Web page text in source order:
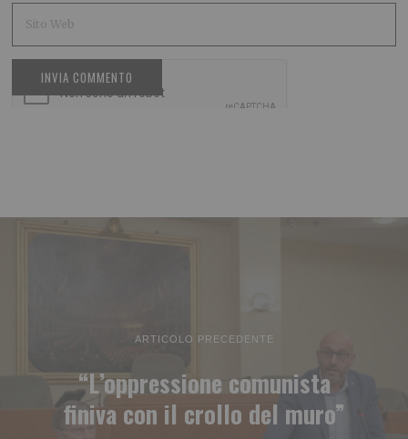
ARTICOLO PRECEDENTE
“L’oppressione comunista
finiva con il crollo del muro”